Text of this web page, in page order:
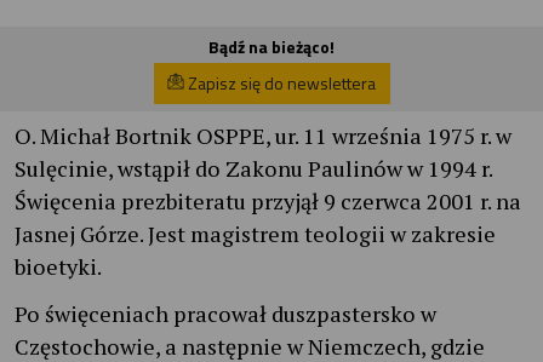
Bądź na bieżąco!
Zapisz się do newslettera
O. Michał Bortnik OSPPE, ur. 11 września 1975 r. w
Sulęcinie, wstąpił do Zakonu Paulinów w 1994 r.
Święcenia prezbiteratu przyjął 9 czerwca 2001 r. na
Jasnej Górze. Jest magistrem teologii w zakresie
bioetyki.
Po święceniach pracował duszpastersko w
Częstochowie, a następnie w Niemczech, gdzie